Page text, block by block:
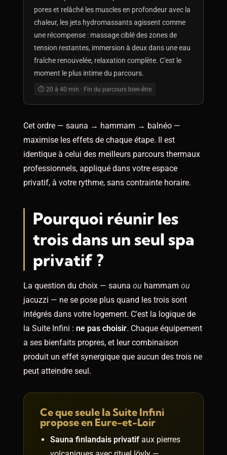
pores et relâché les muscles en profondeur avec la
chaleur, les jets hydromassants agissent comme
une récompense : massage ciblé des zones de
tension restantes, immersion à deux dans une eau
fraîche renouvelée, relaxation complète. C'est le
moment le plus intime du parcours.
⏱ 20 à 40 min · Fin du parcours bien-être
Cet ordre — sauna → hammam → balnéo —
maximise les effets de chaque étape. Il est
identique à celui des meilleurs parcours thermaux
professionnels, appliqué dans votre espace
privatif, à votre rythme, sans contrainte horaire.
Pourquoi réunir les
trois dans un seul spa
privatif ?
La question du choix — sauna ou hammam ou
jacuzzi — ne se pose plus quand les trois sont
intégrés dans votre logement. C'est la logique de
la Suite Infini : ne pas choisir. Chaque équipement
a ses bienfaits propres, et leur combinaison
produit un effet synergique que aucun des trois ne
peut atteindre seul.
Ce que seule la Suite Infini
propose en Eure-et-Loir
Sauna finlandais privatif aux pierres